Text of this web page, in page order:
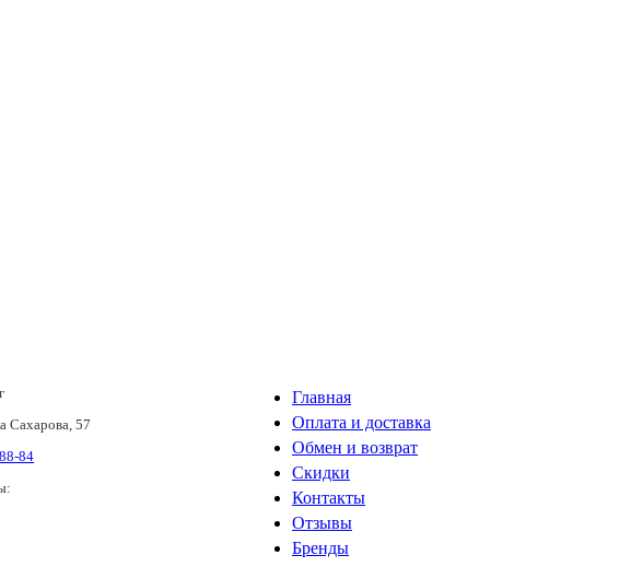
Сахарова, 57
84
Главная
Оплата и доставка
Обмен и возврат
Скидки
Контакты
Отзывы
Бренды